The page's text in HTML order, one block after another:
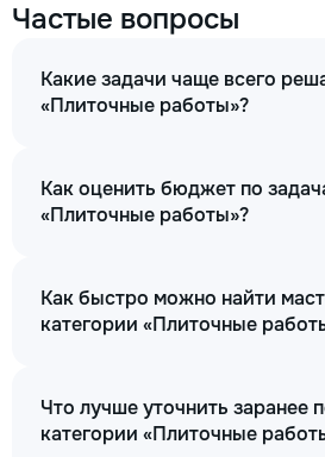
Частые вопросы
Какие задачи чаще всего
«Плиточные работы»?
Как оценить бюджет по
«Плиточные работы»?
Как быстро можно найти
категории «Плиточные
Что лучше уточнить заранее
категории «Плиточные